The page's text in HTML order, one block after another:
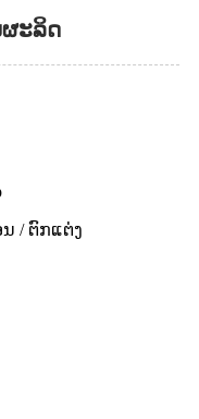
ະລິດ
/ ຕົກແຕ່ງ